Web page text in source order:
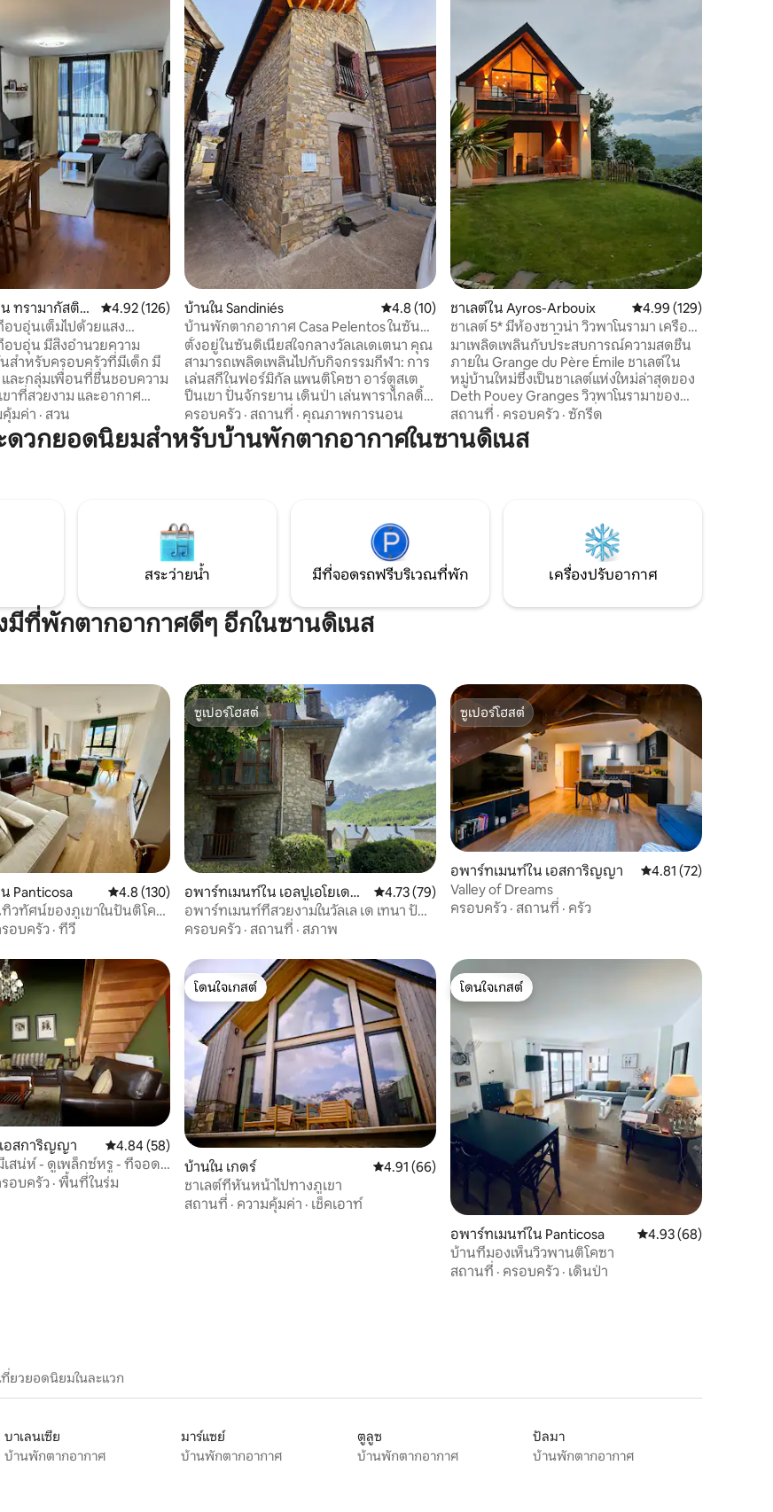
วิว
ทรามากัสติญ
คะแนนเฉลี่ย 4.92 จาก 5, 126 รีวิว
4.92 (126)
บอุ่นเต็มไปด้วยแสง
บอุ่น มีสิ่งอำนวยความ
สำหรับครอบครัวที่มีเด็ก มี
และกลุ่มเพื่อนที่ชื่นชอบความ
ขาที่สวยงาม และอากาศ
เขาไพรีนีส เราอยู่ห่างจาก
นาทีโดยรถยนต์และห่างจาก
ที เรามีห้องพักที่มีเตียงคู่
คุ้มค่า · สวน
บ้านใน Sandiniés คะแนนเฉลี่ย 4.8 จาก 5, 10 รีวิว
4.8 (10)
บ้านพักตากอากาศ Casa Pelentos ในซันดิ
เนียส
ตั้งอยู่ในซันดิเนียสใจกลางวัลเลเดเตนา คุณ
สามารถเพลิดเพลินไปกับกิจกรรมกีฬา: การ
เล่นสกีในฟอร์มิกัล แพนติโคซา อาร์ตูสเต
ปีนเขา ปั่นจักรยาน เดินป่า เล่นพาราไกลดิ้ง
วัฒนธรรม: เทศกาล Pirineos Sur โบสถ์เซ
ราบโล จาคา: มหาวิหาร ซิเตเดล, เมืองยุค
กลาง, ซานฮวนเดลาเปญา, กองฟร็อง, ลูร์ด
สคาเซตัส
ครอบครัว · สถานที่ · คุณภาพการนอน
ชาเลต์ใน Ayros-Arbouix คะแนนเฉลี่ย 4.99 จาก
4.99 (129)
ชาเลต์ 5* มีห้องซาวน่า วิวพาโนรามา เครื่อง
ปรับอากาศ และปลั๊กไฟฟ้า
มาเพลิดเพลินกับประสบการณ์ความสดชื่น
ภายใน Grange du Père Émile ชาเลต์ใน
หมู่บ้านใหม่ซึ่งเป็นชาเลต์แห่งใหม่ล่าสุดของ
Deth Pouey Granges วิวพาโนรามาของ
ห้องพักทุกห้องและสวนที่ล้อมรอบอย่าง
แน่นอนรวมถึงซาวน่าและฝักบัวอาบน้ำกลาง
แจ้ง อาคารด้านนอกที่ปลอดภัยสำหรับ
V.Elec บริการที่มีคุณภาพดีมาก
สถานที่ · ครอบครัว · ซักรีด
ดวกยอดนิยมสำหรับบ้านพักตากอากาศในซานดิเนส
สระว่ายน้ำ มีที่จอดรถฟรีบริเวณที่พัก เครื่องปรับอากาศ
มีที่พักตากอากาศดีๆ อีกในซานดิเนส
วิว
Panticosa คะแนนเฉลี่ย 4.8 จาก 5, 130 รีวิว
4.8 (130)
วทัศน์ของภูเขาในปันติโค
อบครัว · ทีวี
ซูเปอร์โฮสต์
ซูเปอร์โฮสต์
อพาร์ทเมนท์ใน เอลปูเอโยเดฮา
กา
คะแนนเฉลี่ย 4.73 จาก 5, 79 รีวิว
4.73 (79)
อพาร์ทเมนท์ที่สวยงามในวัลเล เด เทนา ปัน
ติโคซา
ครอบครัว · สถานที่ · สภาพ
ซูเปอร์โฮสต์
ซูเปอร์โฮสต์
อพาร์ทเมนท์ใน เอสการิญญา คะแนนเฉลี่ย 4.81 จาก
4.81 (72)
Valley of Dreams
ครอบครัว · สถานที่ · ครัว
วิว
อสการิญญา คะแนนเฉลี่ย 4.84 จาก 5, 58 รีวิว
4.84 (58)
เสน่ห์ - ดูเพล็กซ์หรู - ที่จอด
อบครัว · พื้นที่ในร่ม
โดนใจเกสต์
โดนใจเกสต์
บ้านใน เกดร์ คะแนนเฉลี่ย 4.91 จาก 5, 66 รีวิว
4.91 (66)
ชาเลต์ที่หันหน้าไปทางภูเขา
สถานที่ · ความคุ้มค่า · เช็คเอาท์
โดนใจเกสต์
โดนใจเกสต์
อพาร์ทเมนท์ใน Panticosa คะแนนเฉลี่ย 4.93 จาก
4.93 (68)
บ้านที่มองเห็นวิวพานติโคซา
สถานที่ · ครอบครัว · เดินป่า
ยวยอดนิยมในละแวก
บาเลนเซีย
บ้านพักตากอากาศ
มาร์แซย์
บ้านพักตากอากาศ
ตูลูซ
บ้านพักตากอากาศ
ปัลมา
บ้านพักตากอากาศ